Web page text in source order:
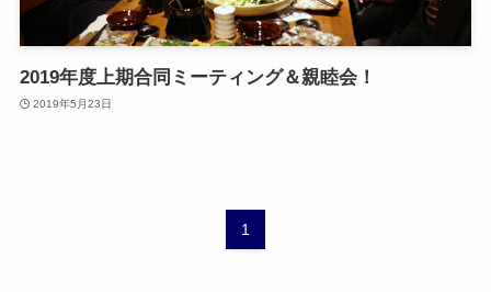
採用情報
お問い合わせ
2019年度上期合同ミーティング＆親睦会！
2019年5月23日
1